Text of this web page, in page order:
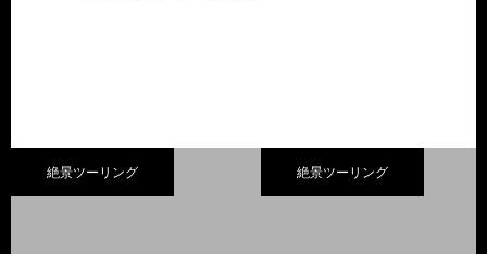
絶景ツーリング 絶景ツーリング